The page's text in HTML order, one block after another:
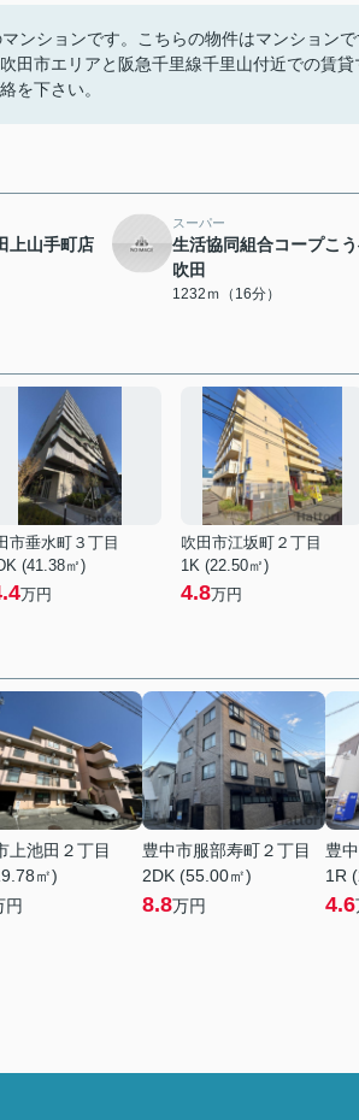
ンションです。こちらの物件はマンション
田市エリアと阪急千里線千里山付近での賃
を下さい。
上山手町店
スーパー
生活協同組合コープこ
吹田
1232ｍ（16分）
市垂水町３丁目
(41.38㎡)
万円
吹田市江坂町２丁目
1K (22.50㎡)
4.8万円
上池田２丁目
㎡)
円
豊中市服部寿町２丁目
2DK (55.00㎡)
8.8万円
豊
1R
4.6